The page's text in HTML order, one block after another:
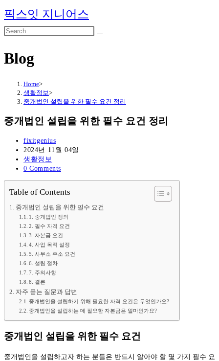
Skip
to
content
픽스잇 지니어스
Blog
Home>
생활정보>
중개법인 설립을 위한 필수 요건 정리
중개법인 설립을 위한 필수 요건 정리
Post
author:
fixitgenius
Post
published:
2024년 11월 04일
Post
category:
생활정보
Post
0 Comments
Table of Contents
중개법인 설립을 위한 필수 요건
1. 중개법인 정의
2. 필수 자격 요건
3. 자본금 요건
4. 사업 목적 설정
5. 사무소 주소 요건
6. 설립 절차
7. 주의사항
8. 결론
자주 묻는 질문과 답변
중개법인을 설립하기 위해 필요한 자격 요건은 무엇인가요?
중개법인을 설립하는 데 필요한 자본금은 얼마인가요?
중개법인 설립을 위한 필수 요건
중개법인을 설립하고자 하는 분들은 반드시 알아야 할 몇 가지 필수 요